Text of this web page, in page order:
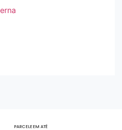
PARCELE EM ATÉ